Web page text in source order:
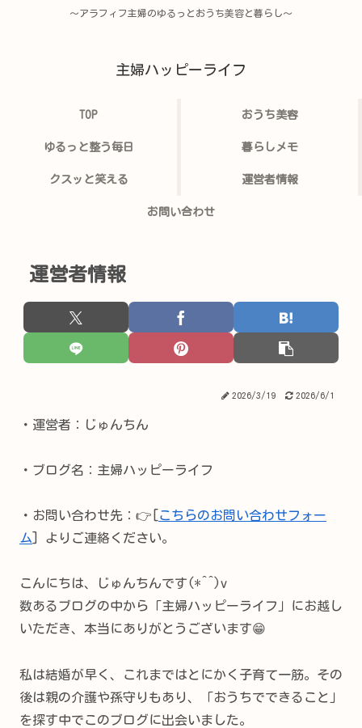
〜アラフィフ主婦のゆるっとおうち美容と暮らし〜
主婦ハッピーライフ
TOP おうち美容
ゆるっと整う毎日 暮らしメモ
クスッと笑える 運営者情報
お問い合わせ
運営者情報
2026/3/19 2026/6/1
・運営者：じゅんちん
・ブログ名：主婦ハッピーライフ
・お問い合わせ先：👉[
こちらのお問い合わせフォー
ム ] よりご連絡ください。
こんにちは、じゅんちんです(*^^)v
数あるブログの中から「主婦ハッピーライフ」にお越し
いただき、本当にありがとうございます😁
私は結婚が早く、これまではとにかく子育て一筋。その
後は親の介護や孫守りもあり、「おうちでできること」
を探す中でこのブログに出会いました。